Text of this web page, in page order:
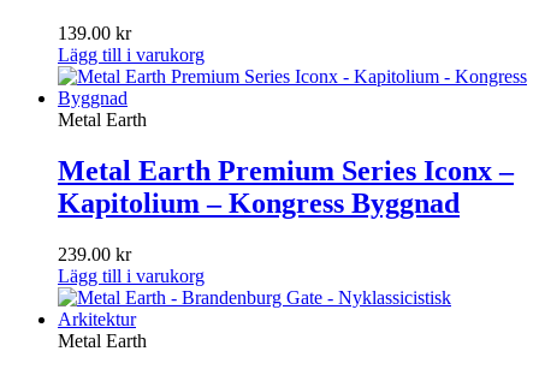
139.00 kr
Lägg till i varukorg
Metal Earth
Metal Earth Premium Series Iconx –
Kapitolium – Kongress Byggnad
239.00 kr
Lägg till i varukorg
Metal Earth